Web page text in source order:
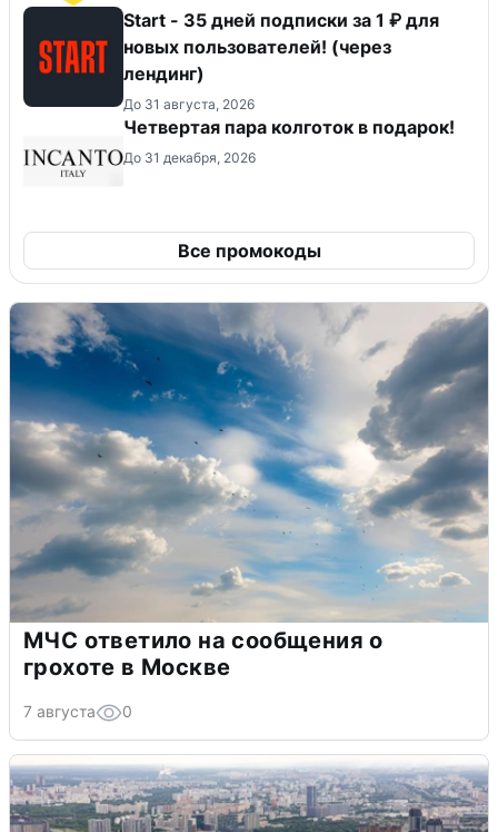
Start - 35 дней подписки за 1 ₽ для
новых пользователей! (через
лендинг)
До 31 августа, 2026
Четвертая пара колготок в подарок!
До 31 декабря, 2026
Все промокоды
МЧС ответило на сообщения о
грохоте в Москве
7 августа 0